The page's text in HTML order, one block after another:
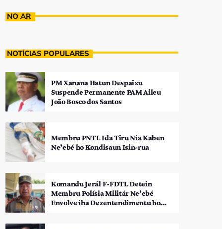
NO AR
NOTÍCIAS POPULARES
PM Xanana Hatun Despaixu
Suspende Permanente PAM Aileu
João Bosco dos Santos
Membru PNTL Ida Tiru Nia Kaben
Ne’ebé ho Kondisaun Isin-rua
Komandu Jerál F-FDTL Detein
Membru Polísia Militár Ne’ebé
Envolve iha Dezentendimentu ho